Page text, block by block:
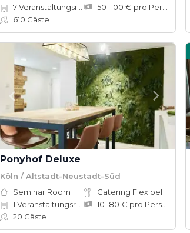
7Veranstaltungsräume
610 Gäste
Ponyhof Deluxe
Köln / Altstadt-Neustadt-Süd
Seminar Room
Catering Flexibel
1 Veranstaltungsräume
20 Gäste